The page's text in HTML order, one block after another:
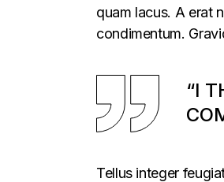
quam lacus. A erat
condimentum.
“I
Tellus integer